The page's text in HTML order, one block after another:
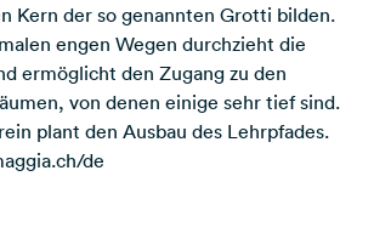
Kern der so genannten Grotti bilden.
engen Wegen durchzieht die
ermöglicht den Zugang zu den
von denen einige sehr tief sind.
plant den Ausbau des Lehrpfades.
de